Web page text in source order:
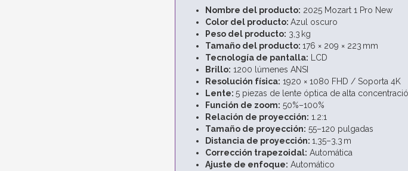
Nombre del producto: 2025 Mozart 1 Pro New
Color del producto: Azul oscuro
Peso del producto: 3,3 kg
Tamaño del producto: 176 × 209 × 223 mm
Tecnología de pantalla: LCD
Brillo: 1200 lúmenes ANSI
Resolución física: 1920 × 1080 FHD / Soporta 4K
Lente: 5 piezas de lente óptica de alta
Función de zoom: 50%–100%
Relación de proyección: 1.2:1
Tamaño de proyección: 55–120 pulgadas
Distancia de proyección: 1,35–3,3 m
Corrección trapezoidal: Automática
Ajuste de enfoque: Automático